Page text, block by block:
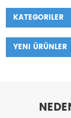
duyduğuna şüphe
KATEGORILER
YENI ÜRÜNLER